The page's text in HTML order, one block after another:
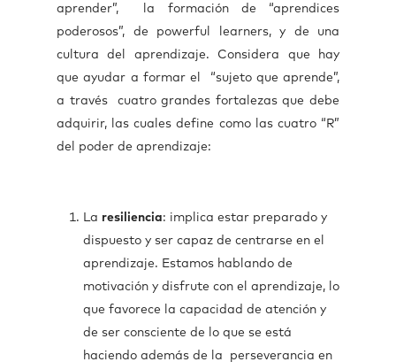
aprender”, la formación de “aprendices
poderosos”, de powerful learners, y de una
cultura del aprendizaje. Considera que hay
que ayudar a formar el “sujeto que aprende”,
a través cuatro grandes fortalezas que debe
adquirir, las cuales define como las cuatro “R”
del poder de aprendizaje:
La resiliencia: implica estar preparado y
dispuesto y ser capaz de centrarse en el
aprendizaje. Estamos hablando de
motivación y disfrute con el aprendizaje, lo
que favorece la capacidad de atención y
de ser consciente de lo que se está
haciendo además de la perseverancia en